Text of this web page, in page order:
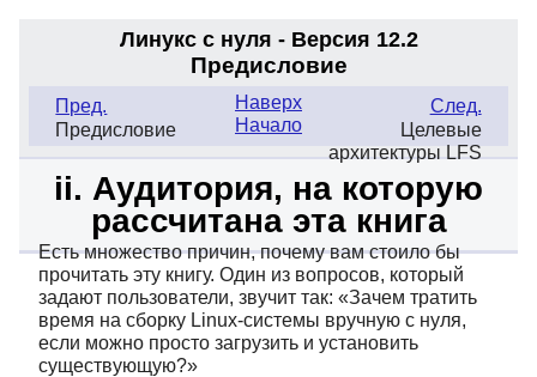
Линукс с нуля - Версия 12.2
Предисловие
Пред.
Предисловие
След.
Целевые
архитектуры LFS
Наверх
Начало
ii. Аудитория, на которую
рассчитана эта книга
Есть множество причин, почему вам стоило бы
прочитать эту книгу. Один из вопросов, который
задают пользователи, звучит так: «Зачем тратить
время на сборку Linux-системы вручную с нуля,
если можно просто загрузить и установить
существующую?»